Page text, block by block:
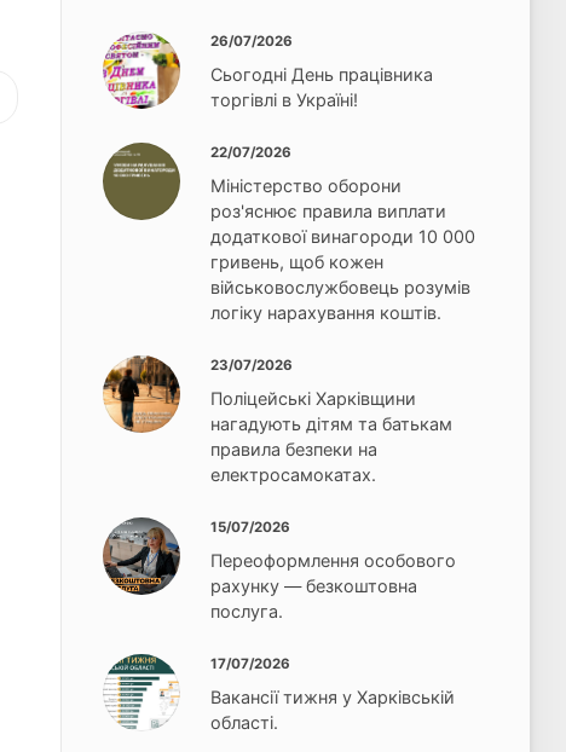
26/07/2026
Сьогодні День працівника
торгівлі в Україні!
22/07/2026
Міністерство оборони
роз'яснює правила виплати
додаткової винагороди 10 000
гривень, щоб кожен
військовослужбовець розумів
логіку нарахування коштів.
23/07/2026
Поліцейські Харківщини
нагадують дітям та батькам
правила безпеки на
електросамокатах.
15/07/2026
Переоформлення особового
рахунку — безкоштовна
послуга.
17/07/2026
Вакансії тижня у Харківській
області.